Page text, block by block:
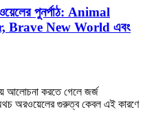
পুনর্পাঠ: Animal
Brave New World এবং
আলোচনা করতে গেলে জর্জ
অরওয়েলের গুরুত্ব কেবল এই কারণে